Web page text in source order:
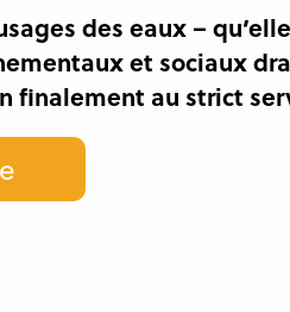
des eaux –
et sociaux
finalement au strict